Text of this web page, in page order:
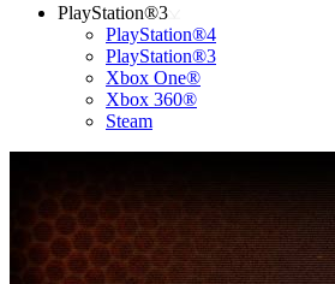
PlayStation®3
PlayStation®4
PlayStation®3
Xbox One®
Xbox 360®
Steam